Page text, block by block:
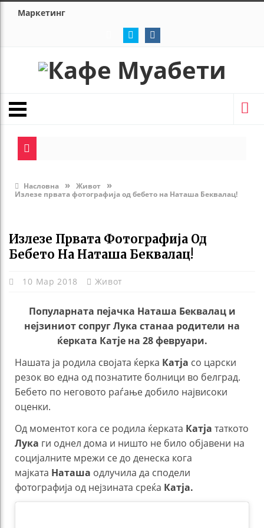
Маркетинг
Насловна » Живот »
Излезе првата фотографија од бебето на Наташа Беквалац!
Излезе Првата Фотографија Од
Бебето На Наташа Беквалац!
10 Мар 2018 Живот
Популарната пејачка Наташа Беквалац и
нејзиниот сопруг Лука станаа родители на
ќерката Катје на 28 февруари.
Нашата ја родила својата ќерка Катја со царски
резок во една од познатите болници во белград.
Бебето по неговото раѓање добило највисоки
оценки.
Од моментот кога се родила ќерката Катја таткото
Лука ги однел дома и ништо не било објавени на
социјалните мрежи се до денеска кога
мајката Наташа одлучила да сподели
фотографија од нејзината среќа Катја.